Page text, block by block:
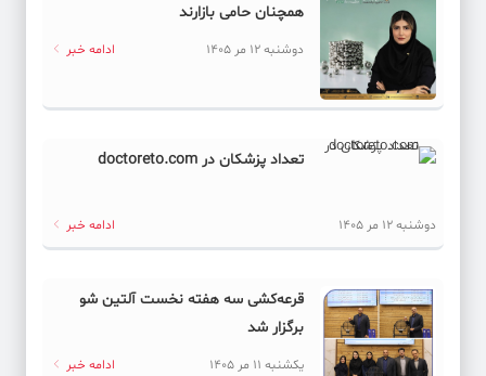
همچنان حامی بازارند
دوشنبه 12 مر 1405 ادامه خبر
تعداد پزشکان در doctoreto.com
دوشنبه 12 مر 1405 ادامه خبر
قرعه‌کشی سه هفته نخست آلتین شو
برگزار شد
یکشنبه 11 مر 1405 ادامه خبر